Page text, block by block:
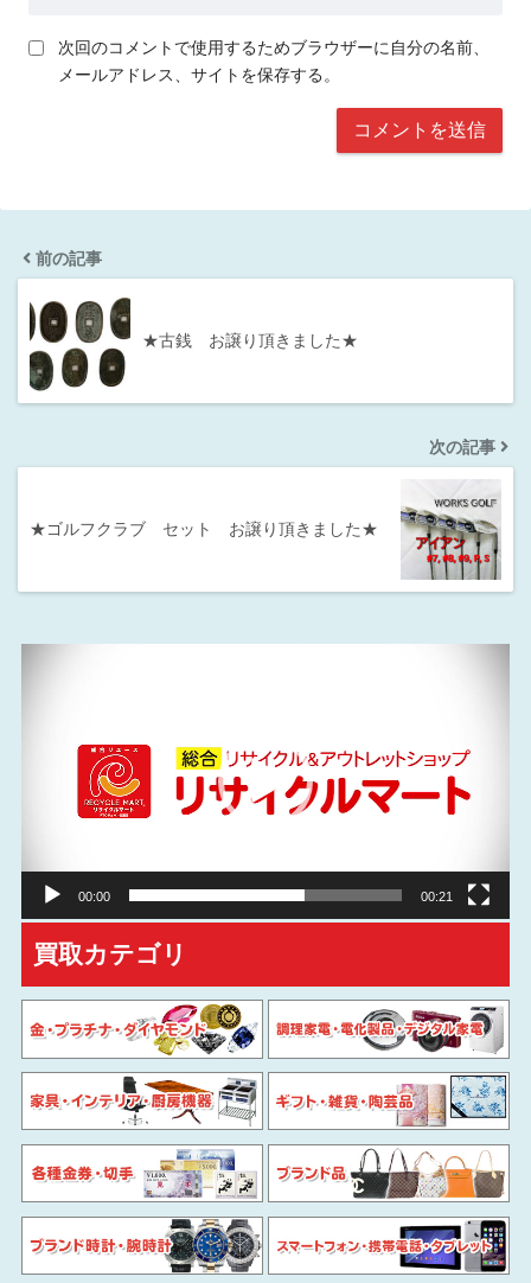
次回のコメントで使用するためブラウザーに自分の名前、
メールアドレス、サイトを保存する。
前の記事
★古銭 お譲り頂きました★
次の記事
★ゴルフクラブ セット お譲り頂きました★
00:00 00:21
買取カテゴリ